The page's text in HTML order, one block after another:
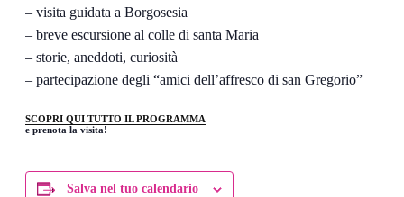
– visita guidata a Borgosesia
– breve escursione al colle di santa Maria
– storie, aneddoti, curiosità
– partecipazione degli “amici dell’affresco di san Gregorio”
SCOPRI QUI TUTTO IL PROGRAMMA
e prenota la visita!
Salva nel tuo calendario